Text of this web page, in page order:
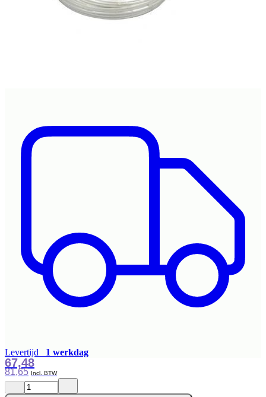
Levertijd 1 werkdag
81,65
67,48